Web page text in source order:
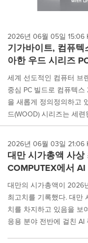
2026년 06월 05일 15:06
기가바이트, 컴퓨
아한 우드 시리즈
세계 선도적인 컴퓨터 브
중심 PC 빌드로 컴퓨텍스
을 새롭게 정의정의하고
드(WOOD) 시리즈는 세
2026년 06월 03일 21:06
대만 시가총액 사
COMPUTEX에서
대만의 시가총액이 2026
최고치를 기록했다. 대만
치를 차지하고 있음을 보
응용 분야 전반에 걸친